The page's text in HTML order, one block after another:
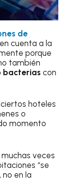
de
cuenta a la
porque
también
bacterias con
hoteles
o
momento
veces
“se
en la